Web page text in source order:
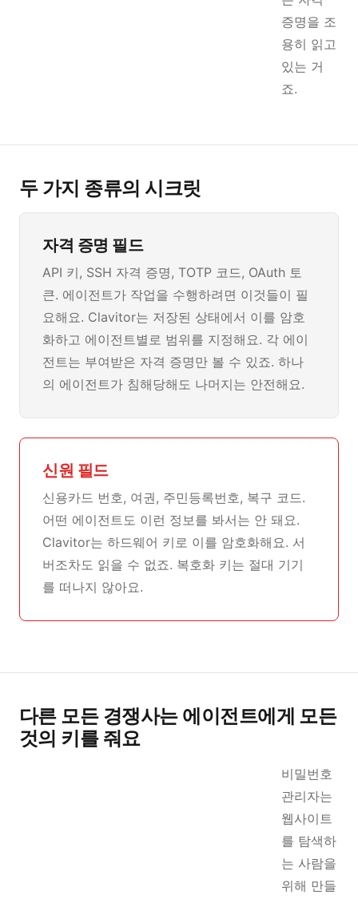
증명을 조
용히 읽고
있는 거
죠.
두 가지 종류의 시크릿
자격 증명 필드
API 키, SSH 자격 증명, TOTP 코드, OAuth 토
큰. 에이전트가 작업을 수행하려면 이것들이 필
요해요. Clavitor는 저장된 상태에서 이를 암호
화하고 에이전트별로 범위를 지정해요. 각 에이
전트는 부여받은 자격 증명만 볼 수 있죠. 하나
의 에이전트가 침해당해도 나머지는 안전해요.
신원 필드
신용카드 번호, 여권, 주민등록번호, 복구 코드.
어떤 에이전트도 이런 정보를 봐서는 안 돼요.
Clavitor는 하드웨어 키로 이를 암호화해요. 서
버조차도 읽을 수 없죠. 복호화 키는 절대 기기
를 떠나지 않아요.
다른 모든 경쟁사는 에이전트에게 모든
것의 키를 줘요
비밀번호
관리자는
웹사이트
를 탐색하
는 사람을
위해 만들